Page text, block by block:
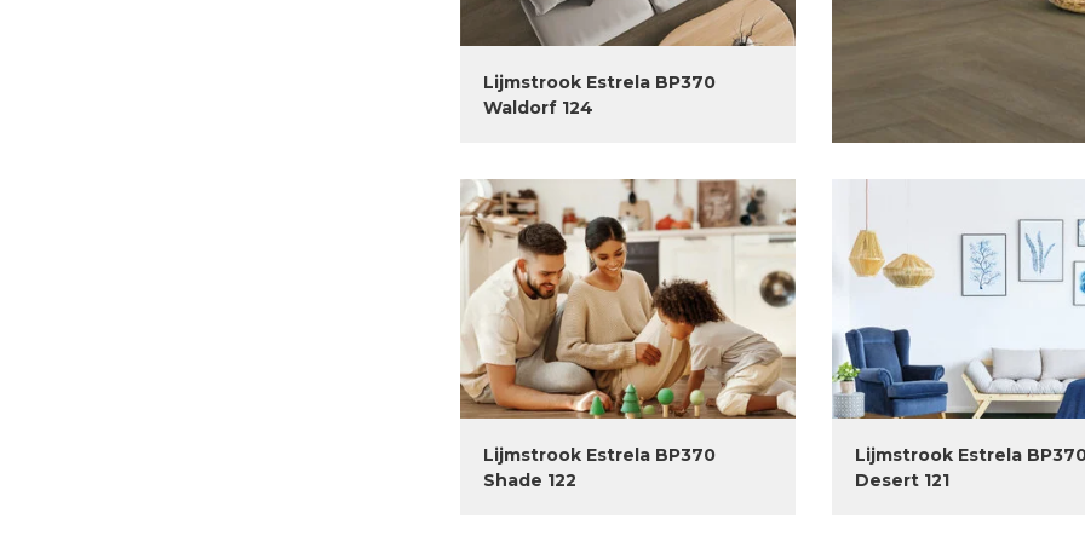
Lijmstrook Estrela BP370
Waldorf 124
Lijmstrook Estrela BP370
Shade 122
Lijmstrook Estrela
Desert 121